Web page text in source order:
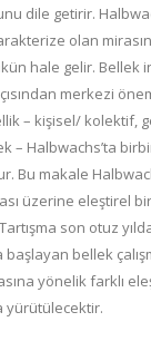
dile getirir.
olan
hale gelir. Bellek
merkezi
– kişisel/ kolektif,
– Halbwachs’ta
Bu makale
üzerine eleştirel
son otuz
bellek
yönelik farklı
yürütülecektir.